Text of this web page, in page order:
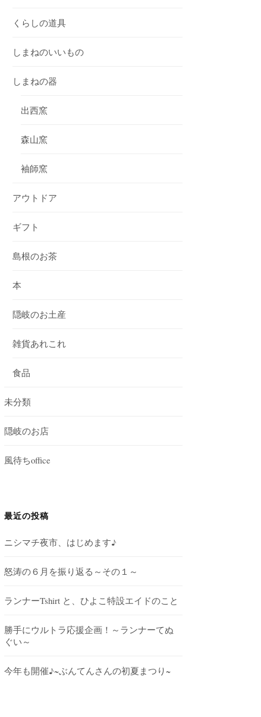
くらしの道具
しまねのいいもの
しまねの器
出西窯
森山窯
袖師窯
アウトドア
ギフト
島根のお茶
本
隠岐のお土産
雑貨あれこれ
食品
未分類
隠岐のお店
風待ちoffice
最近の投稿
ニシマチ夜市、はじめます♪
怒涛の６月を振り返る～その１～
ランナーTshirt と、ひよこ特設エイドのこと
勝手にウルトラ応援企画！～ランナーてぬ
ぐい～
今年も開催♪~ぶんてんさんの初夏まつり~